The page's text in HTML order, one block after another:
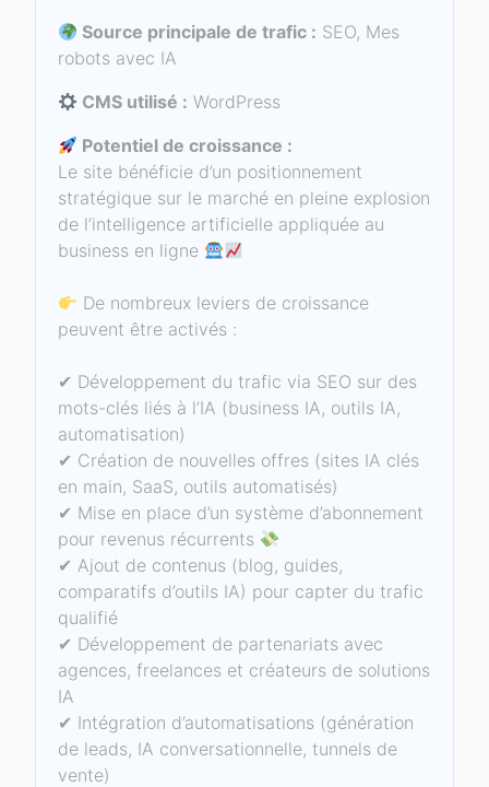
Source principale de trafic : SEO, Mes
robots avec IA
CMS utilisé : WordPress
Potentiel de croissance :
Le site bénéficie d’un positionnement
stratégique sur le marché en pleine explosion
de l’intelligence artificielle appliquée au
business en ligne
De nombreux leviers de croissance
peuvent être activés :
✔ Développement du trafic via SEO sur des
mots-clés liés à l’IA (business IA, outils IA,
automatisation)
✔ Création de nouvelles offres (sites IA clés
en main, SaaS, outils automatisés)
✔ Mise en place d’un système d’abonnement
pour revenus récurrents
✔ Ajout de contenus (blog, guides,
comparatifs d’outils IA) pour capter du trafic
qualifié
✔ Développement de partenariats avec
agences, freelances et créateurs de solutions
IA
✔ Intégration d’automatisations (génération
de leads, IA conversationnelle, tunnels de
vente)